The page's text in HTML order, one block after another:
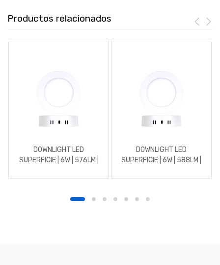
Productos relacionados
DOWNLIGHT LED
SUPERFICIE | 6W | 576LM |
BLANCO
DOWNLIGHT LED
SUPERFICIE | 6W | 588LM |
BLANCO